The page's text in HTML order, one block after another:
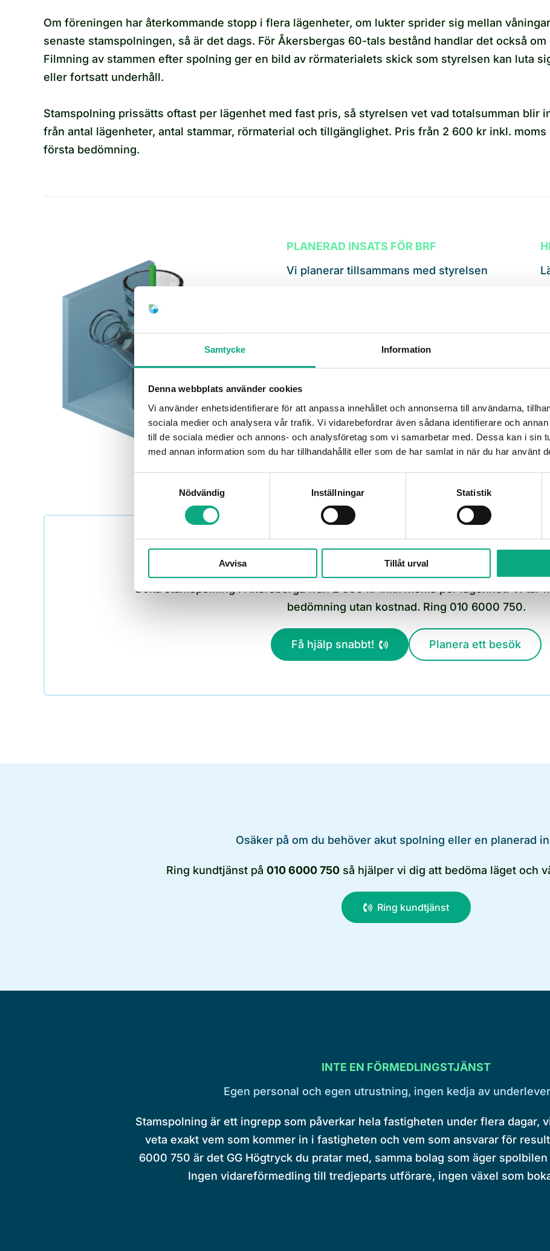
Samtycke Information
Denna webbplats använder cookies
Vi använder enhetsidentifierare för att anpassa innehållet och annonserna till användarna,
sociala medier och analysera vår trafik. Vi vidarebefordrar även sådana identifierare och
till de sociala medier och annons- och analysföretag som vi samarbetar med. Dessa kan i sin
med annan information som du har tillhandahållit eller som de har samlat in när du har använt
Nödvändig
Inställningar Statistik
Avvisa Tillåt urval
Om föreningen har återkommande stopp i flera lägenheter, om lukter sprider sig mellan
senaste stamspolningen, så är det dags. För Åkersbergas 60-tals bestånd handlar det också
Filmning av stammen efter spolning ger en bild av rörmaterialets skick som styrelsen kan luta
eller fortsatt underhåll.
Stamspolning prissätts oftast per lägenhet med fast pris, så styrelsen vet vad totalsumman blir
från antal lägenheter, antal stammar, rörmaterial och tillgänglighet. Pris från 2 600 kr inkl.
första bedömning.
PLANERAD INSATS FÖR BRF
Vi planerar tillsammans med styrelsen
vardagen påverkas minimalt.
GG Högtryck äger hela arbetet
Ingen vidareförmedling till tredjepart.
Samma tekniker tar samtalet, lämnar offert
Boka stamspolning för fastigheten i Åkersberga
Boka stamspolning i Åkersberga från 2 600 kr inkl. moms per lägenhet. Vi tar
bedömning utan kostnad. Ring 010 6000 750.
Få hjälp snabbt! Planera ett besök
Osäker på om du behöver akut spolning eller en planerad
Ring kundtjänst på 010 6000 750så hjälper vi dig att bedöma läget och
Ring kundtjänst
INTE EN FÖRMEDLINGSTJÄNST
Egen personal och egen utrustning, ingen kedja av
Stamspolning är ett ingrepp som påverkar hela fastigheten under flera dagar,
veta exakt vem som kommer in i fastigheten och vem som ansvarar för
6000 750 är det GG Högtryck du pratar med, samma bolag som äger
Ingen vidareförmedling till tredjeparts utförare, ingen växel som